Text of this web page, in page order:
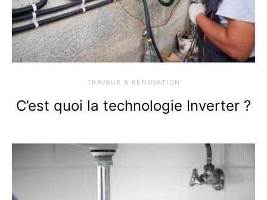
TRAVAUX & RÉNOVATION
C’est quoi la technologie Inverter ?